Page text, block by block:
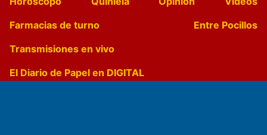
Farmacias de turno
Entre Pocillos
Transmisiones en vivo
El Diario de Papel en DIGITAL